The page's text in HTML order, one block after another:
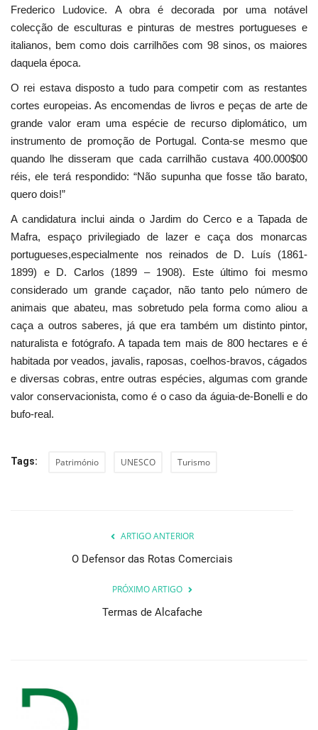
Frederico Ludovice. A obra é decorada por uma notável
colecção de esculturas e pinturas de mestres portugueses e
italianos, bem como dois carrilhões com 98 sinos, os maiores
daquela época.
O rei estava disposto a tudo para competir com as restantes
cortes europeias. As encomendas de livros e peças de arte de
grande valor eram uma espécie de recurso diplomático, um
instrumento de promoção de Portugal. Conta-se mesmo que
quando lhe disseram que cada carrilhão custava 400.000$00
réis, ele terá respondido: “Não supunha que fosse tão barato,
quero dois!”
A candidatura inclui ainda o Jardim do Cerco e a Tapada de
Mafra, espaço privilegiado de lazer e caça dos monarcas
portugueses,especialmente nos reinados de D. Luís (1861-
1899) e D. Carlos (1899 – 1908). Este último foi mesmo
considerado um grande caçador, não tanto pelo número de
animais que abateu, mas sobretudo pela forma como aliou a
caça a outros saberes, já que era também um distinto pintor,
naturalista e fotógrafo. A tapada tem mais de 800 hectares e é
habitada por veados, javalis, raposas, coelhos-bravos, cágados
e diversas cobras, entre outras espécies, algumas com grande
valor conservacionista, como é o caso da águia-de-Bonelli e do
bufo-real.
Tags: Património UNESCO Turismo
ARTIGO ANTERIOR
O Defensor das Rotas Comerciais
PRÓXIMO ARTIGO
Termas de Alcafache